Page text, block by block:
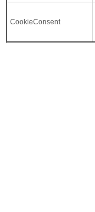
CookieConsent